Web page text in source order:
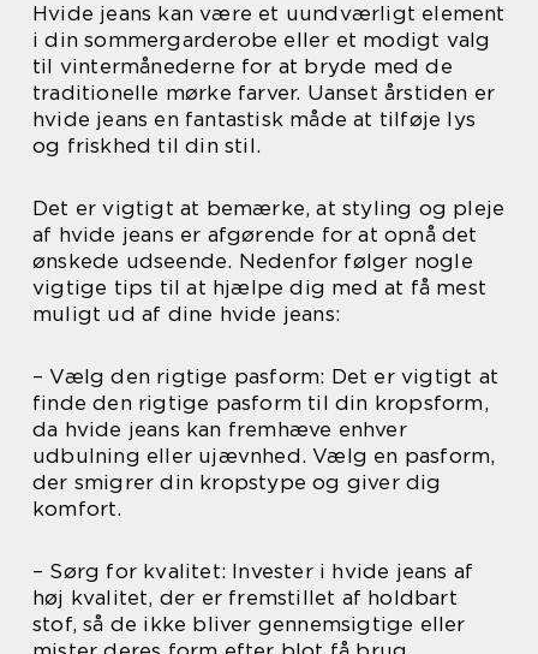
Hvide jeans kan være et uundværligt element
i din sommergarderobe eller et modigt valg
til vintermånederne for at bryde med de
traditionelle mørke farver. Uanset årstiden er
hvide jeans en fantastisk måde at tilføje lys
og friskhed til din stil.
Det er vigtigt at bemærke, at styling og pleje
af hvide jeans er afgørende for at opnå det
ønskede udseende. Nedenfor følger nogle
vigtige tips til at hjælpe dig med at få mest
muligt ud af dine hvide jeans:
– Vælg den rigtige pasform: Det er vigtigt at
finde den rigtige pasform til din kropsform,
da hvide jeans kan fremhæve enhver
udbulning eller ujævnhed. Vælg en pasform,
der smigrer din kropstype og giver dig
komfort.
– Sørg for kvalitet: Invester i hvide jeans af
høj kvalitet, der er fremstillet af holdbart
stof, så de ikke bliver gennemsigtige eller